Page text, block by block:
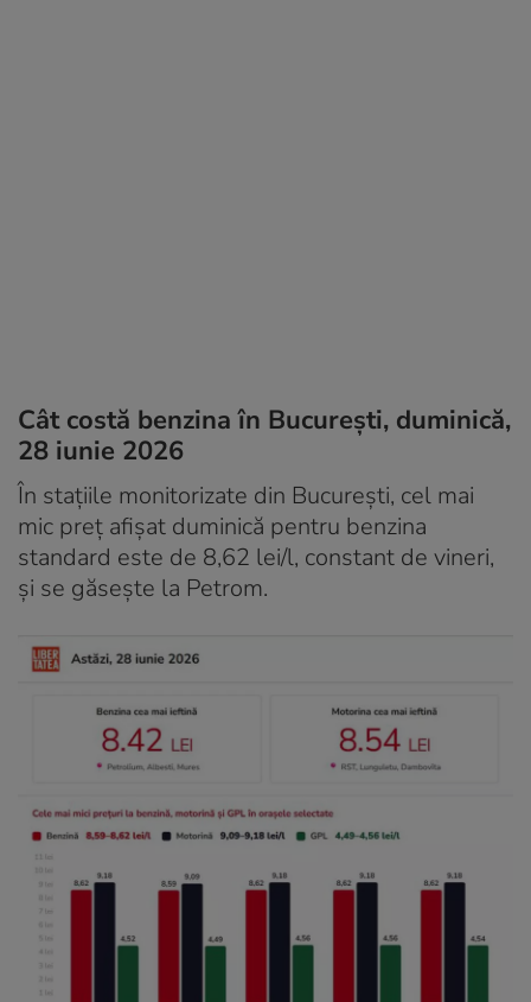
Cât costă benzina în București, duminică,
28 iunie 2026
În stațiile monitorizate din București, cel mai
mic preț afișat duminică pentru benzina
standard este de 8,62 lei/l, constant de vineri,
și se găsește la Petrom.